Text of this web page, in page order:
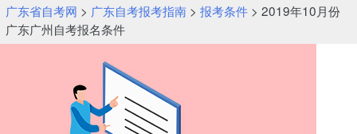
广东省自考网 > 广东自考报考指南> 报考条件> 2019年10月份
广东广州自考报名条件